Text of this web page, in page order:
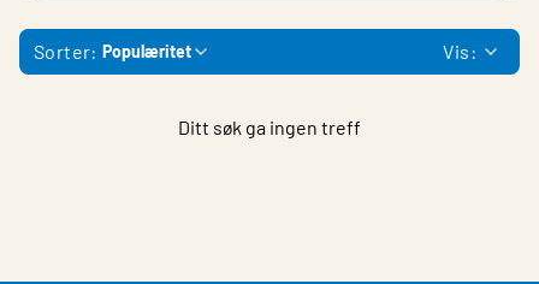
Sorter: Populæritet Vis:
Ditt søk ga ingen treff